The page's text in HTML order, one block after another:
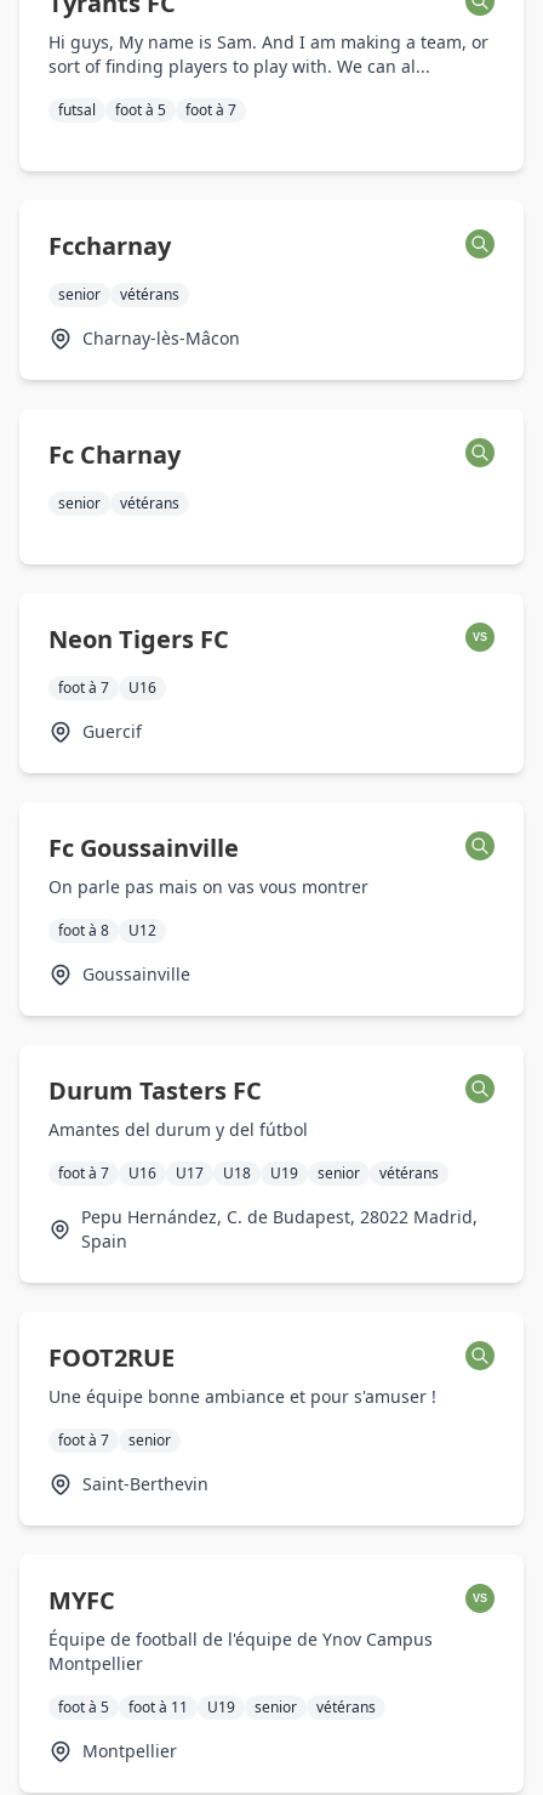
Hi guys, My name is Sam. And I am making a team, or
sort of finding players to play with. We can al...
futsal foot à 5 foot à 7
Fccharnay
senior vétérans
Charnay-lès-Mâcon
Fc Charnay
senior vétérans
Neon Tigers FC VS
foot à 7 U16
Guercif
Fc Goussainville
On parle pas mais on vas vous montrer
foot à 8 U12
Goussainville
Durum Tasters FC
Amantes del durum y del fútbol
foot à 7 U16 U17 U18 U19 senior vétérans
Pepu Hernández, C. de Budapest, 28022 Madrid,
Spain
FOOT2RUE
Une équipe bonne ambiance et pour s'amuser !
foot à 7 senior
Saint-Berthevin
MYFC VS
Équipe de football de l'équipe de Ynov Campus
Montpellier
foot à 5 foot à 11 U19 senior vétérans
Montpellier